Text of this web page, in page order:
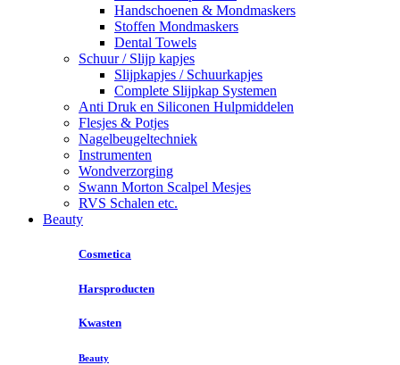
Handschoenen & Mondmaskers
Stoffen Mondmaskers
Dental Towels
Schuur / Slijp kapjes
Slijpkapjes / Schuurkapjes
Complete Slijpkap Systemen
Anti Druk en Siliconen Hulpmiddelen
Flesjes & Potjes
Nagelbeugeltechniek
Instrumenten
Wondverzorging
Swann Morton Scalpel Mesjes
RVS Schalen etc.
Beauty
Cosmetica
Harsproducten
Kwasten
Beauty